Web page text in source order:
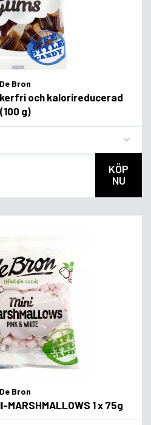
De Bron
och kalorireducerad
(100 g)
KÖP
NU
De Bron
MARSHMALLOWS 1 x 75g